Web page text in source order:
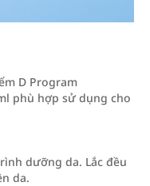
D Program
phù hợp sử dụng cho
dưỡng da. Lắc đều
da.